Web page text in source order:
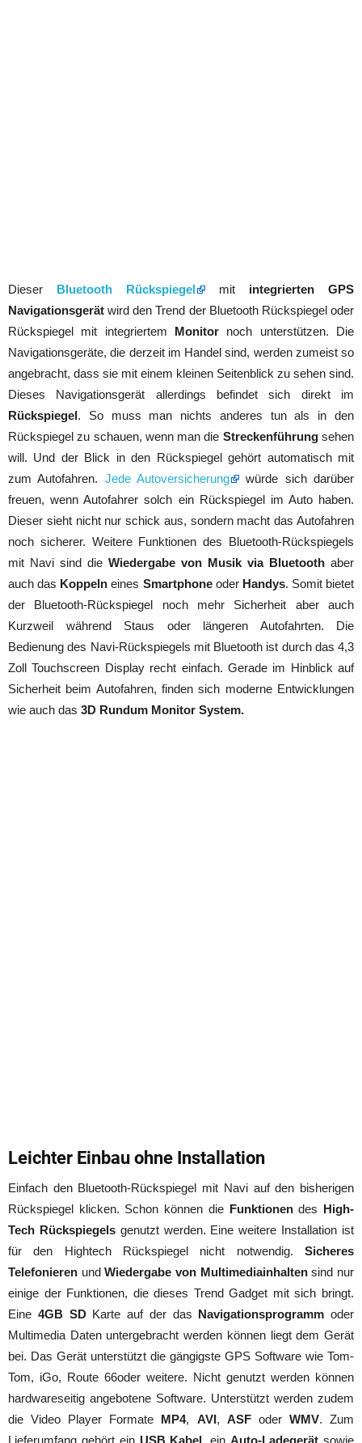
Dieser Bluetooth Rückspiegel mit integrierten GPS
Navigationsgerät wird den Trend der Bluetooth Rückspiegel oder
Rückspiegel mit integriertem Monitor noch unterstützen. Die
Navigationsgeräte, die derzeit im Handel sind, werden zumeist so
angebracht, dass sie mit einem kleinen Seitenblick zu sehen sind.
Dieses Navigationsgerät allerdings befindet sich direkt im
Rückspiegel. So muss man nichts anderes tun als in den
Rückspiegel zu schauen, wenn man die Streckenführungsehen
will. Und der Blick in den Rückspiegel gehört automatisch mit
zum Autofahren. Jede Autoversicherung
würde sich darüber
freuen, wenn Autofahrer solch ein Rückspiegel im Auto haben.
Dieser sieht nicht nur schick aus, sondern macht das Autofahren
noch sicherer. Weitere Funktionen des Bluetooth-Rückspiegels
mit Navi sind die Wiedergabe von Musik via Bluetooth aber
auch das Koppeln eines Smartphoneoder Handys. Somit bietet
der Bluetooth-Rückspiegel noch mehr Sicherheit aber auch
Kurzweil während Staus oder längeren Autofahrten. Die
Bedienung des Navi-Rückspiegels mit Bluetooth ist durch das 4,3
Zoll Touchscreen Display recht einfach. Gerade im Hinblick auf
Sicherheit beim Autofahren, finden sich moderne Entwicklungen
wie auch das 3D Rundum Monitor System.
Leichter Einbau ohne Installation
Einfach den Bluetooth-Rückspiegel mit Navi auf den bisherigen
Rückspiegel klicken. Schon können die Funktionendes High-
Tech Rückspiegelsgenutzt werden. Eine weitere Installation ist
für den Hightech Rückspiegel nicht notwendig. Sicheres
Telefonieren undWiedergabe von Multimediainhaltensind nur
einige der Funktionen, die dieses Trend Gadget mit sich bringt.
Eine 4GB SDKarte auf der das Navigationsprogramm oder
Multimedia Daten untergebracht werden können liegt dem Gerät
bei. Das Gerät unterstützt die gängigste GPS Software wie Tom-
Tom, iGo, Route 66oder weitere. Nicht genutzt werden können
hardwareseitig angebotene Software. Unterstützt werden zudem
die Video Player Formate MP4, AVI, ASFoder WMV. Zum
Lieferumfang gehört ein USB Kabel , ein Auto-Ladegerät sowie